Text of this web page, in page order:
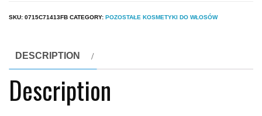
SKU: 0715C71413FB CATEGORY: POZOSTAŁE KOSMETYKI DO WŁOSÓW
DESCRIPTION
Description